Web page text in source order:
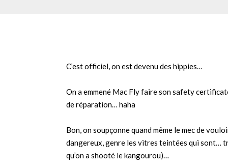
C’est officiel, on est devenu des hippies…
On a emmené Mac Fly faire son safety
de réparation… haha
Bon, on soupçonne quand même le mec de
dangereux, genre les vitres teintées qui sont…
qu’on a shooté le kangourou)…